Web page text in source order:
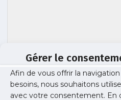
Gérer le
Afin de vous offrir la
besoins, nous souhaitons
avec votre consentement. En
cycle bien vieillir –